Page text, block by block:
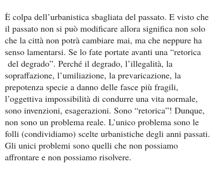
È colpa dell’urbanistica sbagliata del passato. E visto che
il passato non si può modificare allora significa non solo
che la città non potrà cambiare mai, ma che neppure ha
senso lamentarsi. Se lo fate portate avanti una “retorica
del degrado”. Perché il degrado, l’illegalità, la
sopraffazione, l’umiliazione, la prevaricazione, la
prepotenza specie a danno delle fasce più fragili,
l’oggettiva impossibilità di condurre una vita normale,
sono invenzioni, esagerazioni. Sono “retorica”! Dunque,
non sono un problema reale. L’unico problema sono le
folli (condividiamo) scelte urbanistiche degli anni passati.
Gli unici problemi sono quelli che non possiamo
affrontare e non possiamo risolvere.